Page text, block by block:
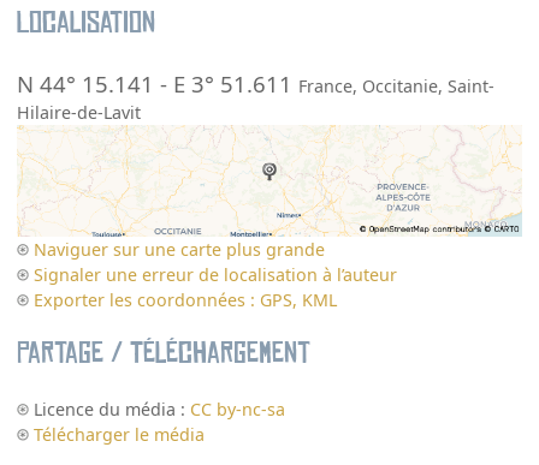
Localisation
N 44° 15.141 - E 3° 51.611 France, Occitanie,Saint-
Hilaire-de-Lavit
Naviguer sur une carte plus grande
Signaler une erreur de localisation à l’auteur
Exporter les coordonnées : GPS, KML
Partage / Téléchargement
Licence du média : CC by-nc-sa
Télécharger le média